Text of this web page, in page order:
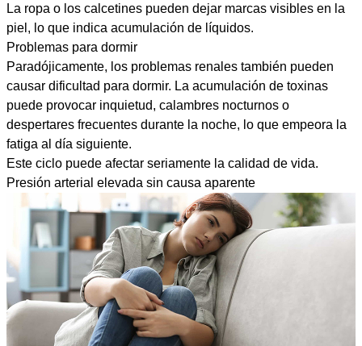
La ropa o los calcetines pueden dejar marcas visibles en la
piel, lo que indica acumulación de líquidos.
Problemas para dormir
Paradójicamente, los problemas renales también pueden
causar dificultad para dormir. La acumulación de toxinas
puede provocar inquietud, calambres nocturnos o
despertares frecuentes durante la noche, lo que empeora la
fatiga al día siguiente.
Este ciclo puede afectar seriamente la calidad de vida.
Presión arterial elevada sin causa aparente